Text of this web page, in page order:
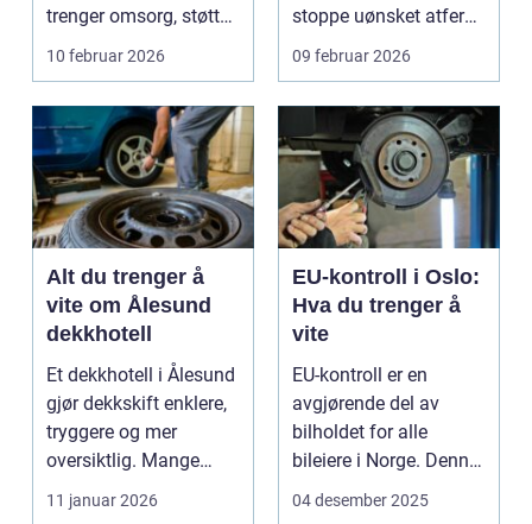
trenger omsorg, støtte
og helsehjelp i
10 februar 2026
stoppe uønsket atferd
her og nå. Det h...
09 februar 2026
Alt du trenger å
vite om Ålesund
dekkhotell
Et dekkhotell i Ålesund
gjør dekkskift enklere,
tryggere og mer
oversiktlig. Mange
bileiere i byen h...
11 januar 2026
EU-kontroll i Oslo:
Hva du trenger å
vite
EU-kontroll er en
avgjørende del av
bilholdet for alle
bileiere i Norge. Denne
lovpålag...
04 desember 2025